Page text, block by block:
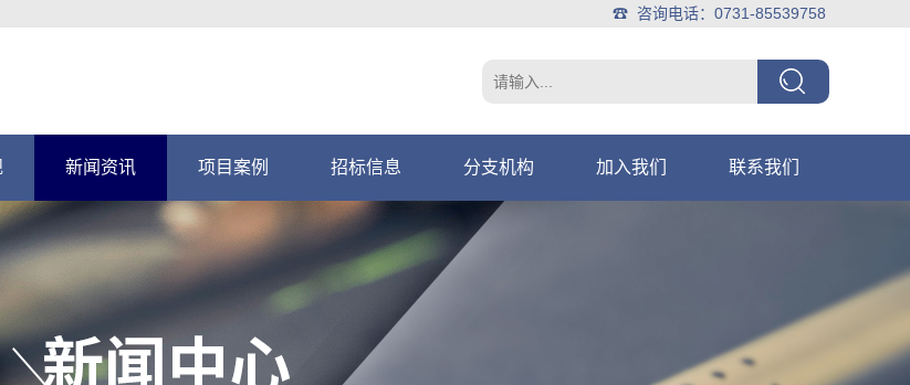
☎ 咨询电话：0731-85539758
新闻资讯 项目案例 招标信息 分支机构 加入我们 联系我们